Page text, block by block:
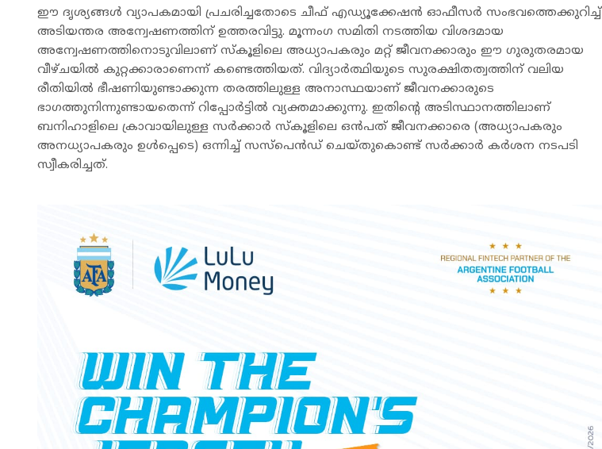
ഈ ദൃശ്യങ്ങൾ വ്യാപകമായി പ്രചരിച്ചതോടെ ചീഫ് എഡ്യൂക്കേഷൻ ഓഫീസർ സംഭവത്തെക്കുറിച്ച്
അടിയന്തര അന്വേഷണത്തിന് ഉത്തരവിട്ടു. മൂന്നംഗ സമിതി നടത്തിയ വിശദമായ
അന്വേഷണത്തിനൊടുവിലാണ് സ്കൂളിലെ അധ്യാപകരും മറ്റ് ജീവനക്കാരും ഈ ഗുരുതരമായ
വീഴ്ചയിൽ കുറ്റക്കാരാണെന്ന് കണ്ടെത്തിയത്. വിദ്യാർത്ഥിയുടെ സുരക്ഷിതത്വത്തിന് വലിയ
രീതിയിൽ ഭീഷണിയുണ്ടാക്കുന്ന തരത്തിലുള്ള അനാസ്ഥയാണ് ജീവനക്കാരുടെ
ഭാഗത്തുനിന്നുണ്ടായതെന്ന് റിപ്പോർട്ടിൽ വ്യക്തമാക്കുന്നു. ഇതിന്റെ അടിസ്ഥാനത്തിലാണ്
ബനിഹാളിലെ ക്രാവായിലുള്ള സർക്കാർ സ്കൂളിലെ ഒൻപത് ജീവനക്കാരെ (അധ്യാപകരും
അനധ്യാപകരും ഉൾപ്പെടെ) ഒന്നിച്ച് സസ്പെൻഡ് ചെയ്തുകൊണ്ട് സർക്കാർ കർശന നടപടി
സ്വീകരിച്ചത്.